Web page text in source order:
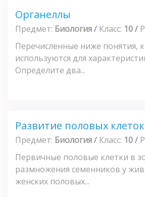
Органеллы
Предмет: Биология/ Класс: 10/
Перечисленные ниже понятия,
используются для
Определите два...
Развитие половых клеток
Предмет: Биология/ Класс: 10/
Первичные половые клетки в
размножения семенников у
женских половых...